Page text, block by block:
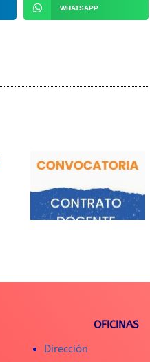
WHATSAPP
OFICINAS
Dirección